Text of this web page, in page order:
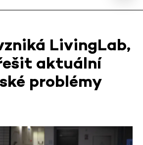
LivingLab,
aktuální
problémy